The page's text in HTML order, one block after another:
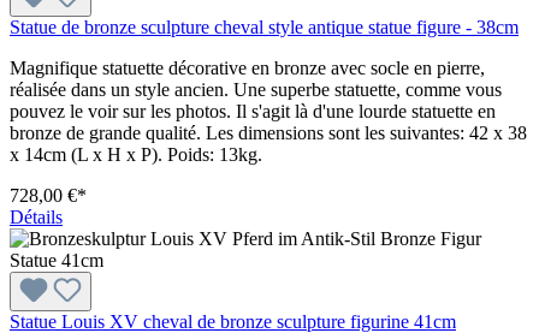
Statue de bronze sculpture cheval style antique statue figure - 38cm
Magnifique statuette décorative en bronze avec socle en pierre,
réalisée dans un style ancien. Une superbe statuette, comme vous
pouvez le voir sur les photos. Il s'agit là d'une lourde statuette en
bronze de grande qualité. Les dimensions sont les suivantes: 42 x 38
x 14cm (L x H x P). Poids: 13kg.
728,00 €*
Détails
Statue Louis XV cheval de bronze sculpture figurine 41cm